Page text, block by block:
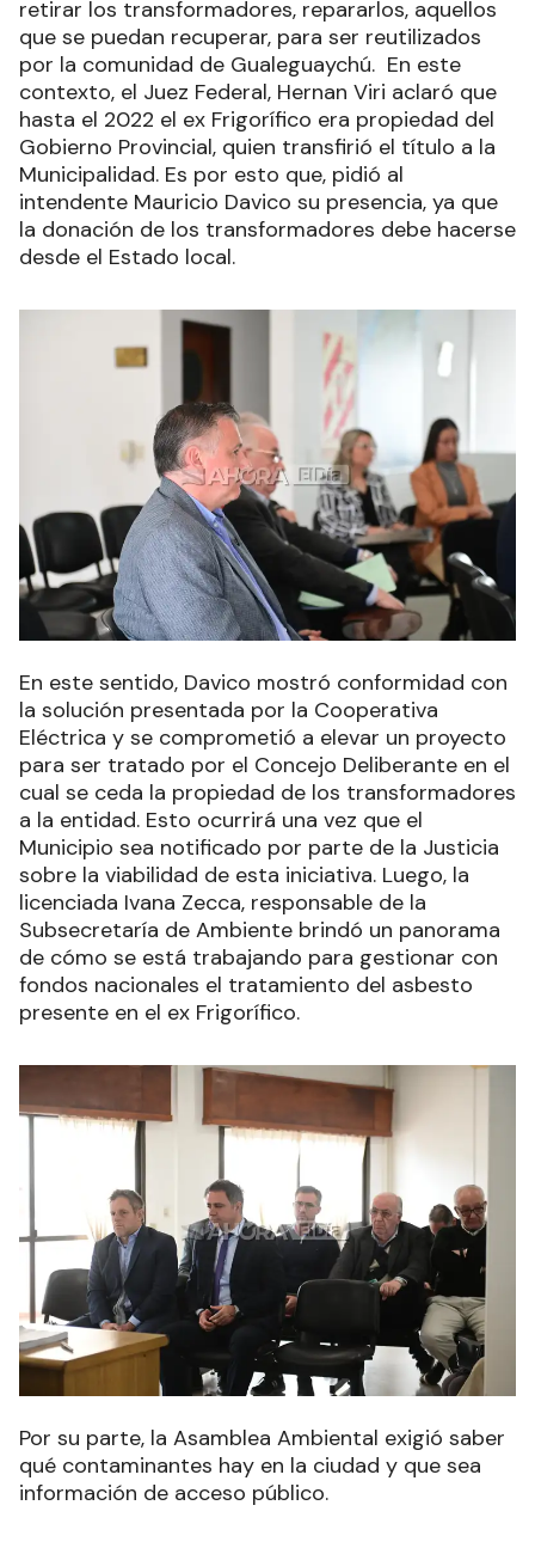
retirar los transformadores, repararlos, aquellos
que se puedan recuperar, para ser reutilizados
por la comunidad de Gualeguaychú. En este
contexto, el Juez Federal, Hernan Viri aclaró que
hasta el 2022 el ex Frigorífico era propiedad del
Gobierno Provincial, quien transfirió el título a la
Municipalidad. Es por esto que, pidió al
intendente Mauricio Davico su presencia, ya que
la donación de los transformadores debe hacerse
desde el Estado local.
En este sentido, Davico mostró conformidad con
la solución presentada por la Cooperativa
Eléctrica y se comprometió a elevar un proyecto
para ser tratado por el Concejo Deliberante en el
cual se ceda la propiedad de los transformadores
a la entidad. Esto ocurrirá una vez que el
Municipio sea notificado por parte de la Justicia
sobre la viabilidad de esta iniciativa. Luego, la
licenciada Ivana Zecca, responsable de la
Subsecretaría de Ambiente brindó un panorama
de cómo se está trabajando para gestionar con
fondos nacionales el tratamiento del asbesto
presente en el ex Frigorífico.
Por su parte, la Asamblea Ambiental exigió saber
qué contaminantes hay en la ciudad y que sea
información de acceso público.